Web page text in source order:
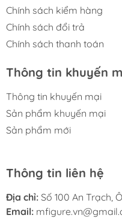
Chính sách kiểm hàng
Chính sách đổi trả
Chính sách thanh toán
Thông tin khuyến
Thông tin khuyến mại
Sản phẩm khuyến mại
Sản phẩm mới
Thông tin liên hệ
Địa chỉ: Số 100 An Trạch,
Email: